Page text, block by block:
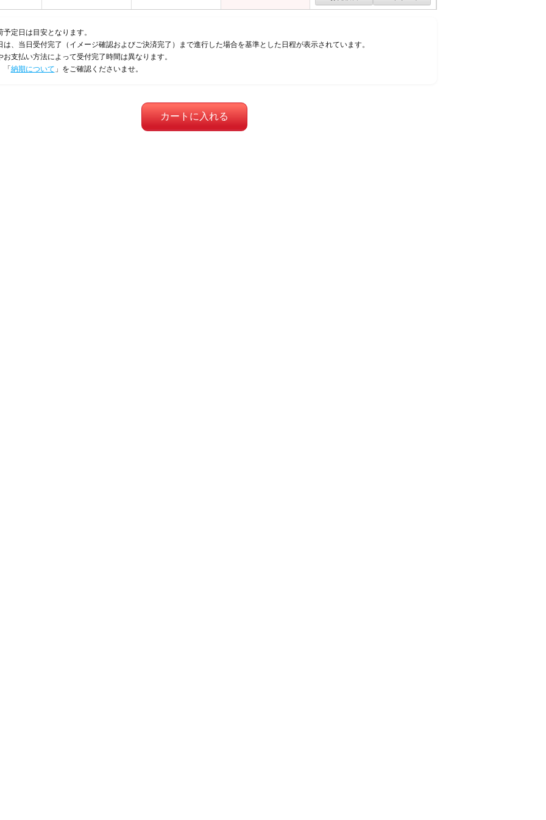
予定日は目安となります。
は、当日受付完了（イメージ確認およびご決済完了）まで進行した場合を基準とした日程が表示されています。
お支払い方法によって受付完了時間は異なります。
「 納期について 」をご確認くださいませ。